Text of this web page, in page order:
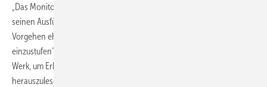
„Das Monitoring einer Anlage ist der Schlüssel“, lautete ein Kernsatz in
seinen Ausführungen. „Leider betrachten viele Betriebe ein solches
Vorgehen eher als Hemmnis, anstatt dies als erhebliche Erleichterung
einzustufen“, resümierte er. Ging er 2009 noch per Datenlogger ans
Werk, um Erkenntnisse aus der Prozesstechnik einer Anlage
herauszulesen, so hat er seine Detailarbeit stetig verfeinert. Heute